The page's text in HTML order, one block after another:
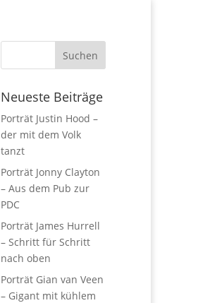
Neueste Beiträge
Porträt Justin Hood –
der mit dem Volk
tanzt
Porträt Jonny Clayton
– Aus dem Pub zur
PDC
Porträt James Hurrell
– Schritt für Schritt
nach oben
Porträt Gian van Veen
– Gigant mit kühlem